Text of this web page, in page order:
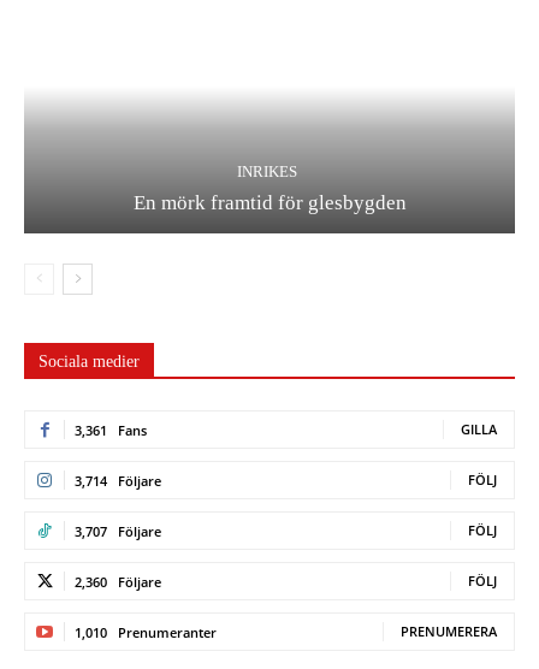
INRIKES
En mörk framtid för glesbygden
Sociala medier
3,361 Fans GILLA
3,714 Följare FÖLJ
3,707 Följare FÖLJ
2,360 Följare FÖLJ
1,010 Prenumeranter PRENUMERERA